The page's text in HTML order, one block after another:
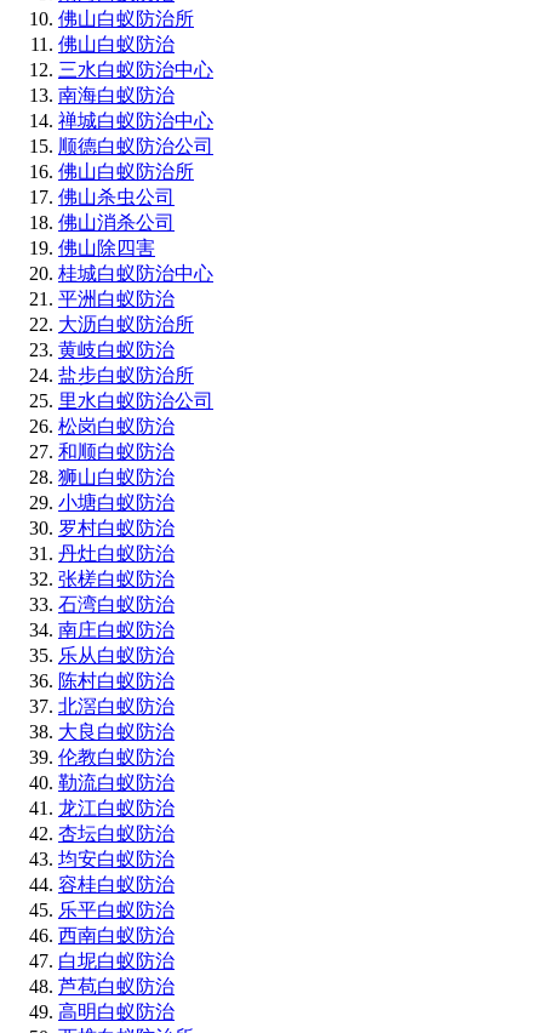
佛山白蚁防治所
佛山白蚁防治
三水白蚁防治中心
南海白蚁防治
禅城白蚁防治中心
顺德白蚁防治公司
佛山白蚁防治所
佛山杀虫公司
佛山消杀公司
佛山除四害
桂城白蚁防治中心
平洲白蚁防治
大沥白蚁防治所
黄岐白蚁防治
盐步白蚁防治所
里水白蚁防治公司
松岗白蚁防治
和顺白蚁防治
狮山白蚁防治
小塘白蚁防治
罗村白蚁防治
丹灶白蚁防治
张槎白蚁防治
石湾白蚁防治
南庄白蚁防治
乐从白蚁防治
陈村白蚁防治
北滘白蚁防治
大良白蚁防治
伦教白蚁防治
勒流白蚁防治
龙江白蚁防治
杏坛白蚁防治
均安白蚁防治
容桂白蚁防治
乐平白蚁防治
西南白蚁防治
白坭白蚁防治
芦苞白蚁防治
高明白蚁防治